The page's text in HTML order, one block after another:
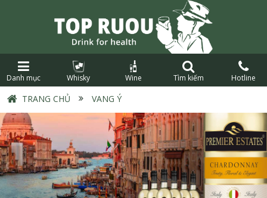
Danh mục Whisky Wine Tìm kiếm Hotline
TRANG CHỦ › VANG Ý